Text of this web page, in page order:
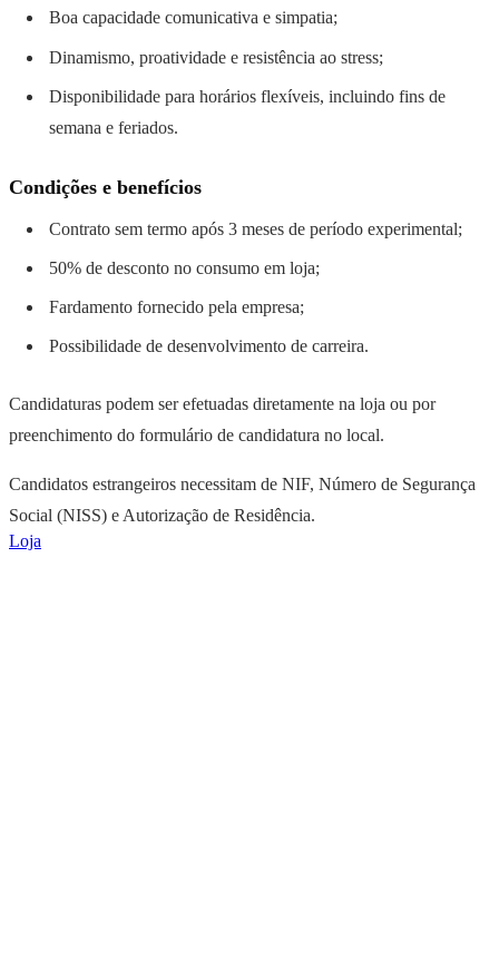
Boa capacidade comunicativa e simpatia;
Dinamismo, proatividade e resistência ao stress;
Disponibilidade para horários flexíveis, incluindo fins de
semana e feriados.
Condições e benefícios
Contrato sem termo após 3 meses de período experimental;
50% de desconto no consumo em loja;
Fardamento fornecido pela empresa;
Possibilidade de desenvolvimento de carreira.
Candidaturas podem ser efetuadas diretamente na loja ou por
preenchimento do formulário de candidatura no local.
Candidatos estrangeiros necessitam de NIF, Número de Segurança
Social (NISS) e Autorização de Residência.
Loja